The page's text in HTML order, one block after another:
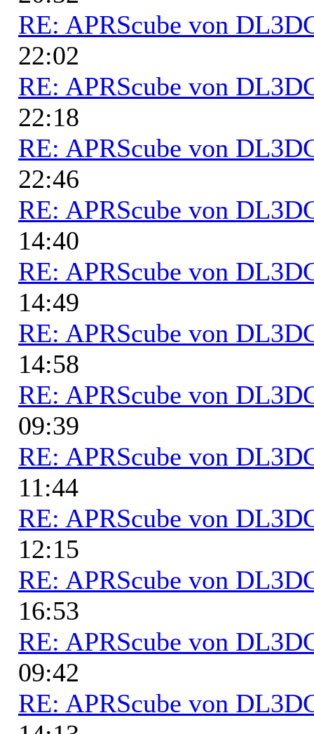
RE: APRScube von
22:02
RE: APRScube von
22:18
RE: APRScube von
22:46
RE: APRScube von
14:40
RE: APRScube von
14:49
RE: APRScube von
14:58
RE: APRScube von
09:39
RE: APRScube von
11:44
RE: APRScube von
12:15
RE: APRScube von
16:53
RE: APRScube von
09:42
RE: APRScube von